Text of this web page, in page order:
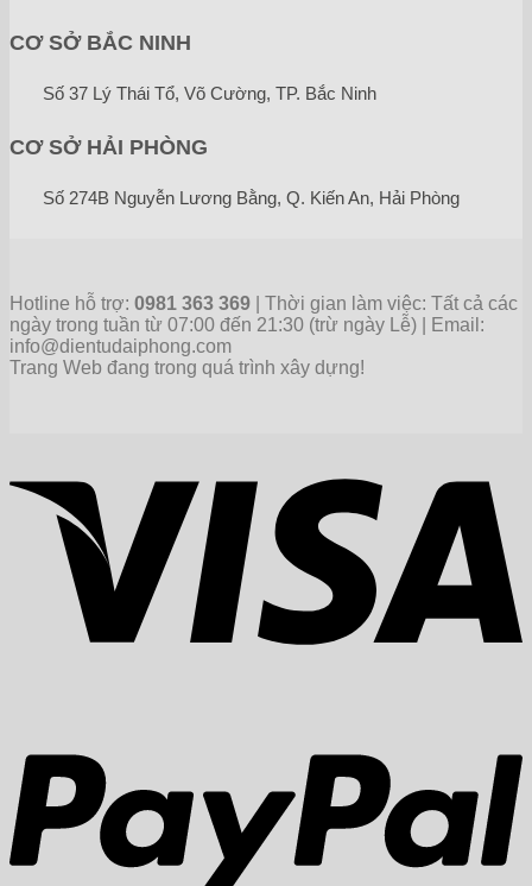
CƠ SỞ BẮC NINH
Số 37 Lý Thái Tổ, Võ Cường, TP. Bắc Ninh
CƠ SỞ HẢI PHÒNG
Số 274B Nguyễn Lương Bằng, Q. Kiến An, Hải Phòng
Hotline hỗ trợ: 0981 363 369
| Thời gian làm việc: Tất cả các
ngày trong tuần từ 07:00 đến 21:30 (trừ ngày Lễ) | Email:
info@dientudaiphong.com
Trang Web đang trong quá trình xây dựng!